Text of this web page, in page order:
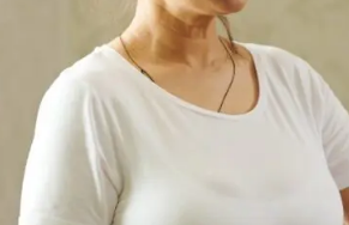
de la santé : un tournant